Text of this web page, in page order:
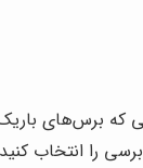
برس‌های باریک
را انتخاب کنید